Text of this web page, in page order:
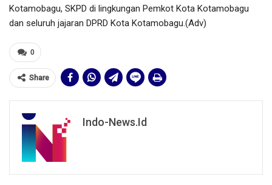
Kotamobagu, SKPD di lingkungan Pemkot Kota Kotamobagu
dan seluruh jajaran DPRD Kota Kotamobagu.(Adv)
0
Share
Indo-News.id